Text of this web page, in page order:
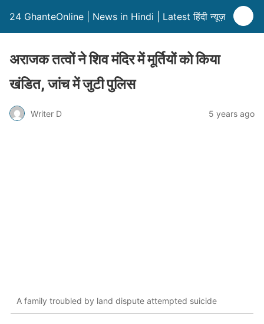
24 GhanteOnline | News in Hindi | Latest हिंदी न्यूज़
अराजक तत्वों ने शिव मंदिर में मूर्तियों को किया
खंडित, जांच में जुटी पुलिस
Writer D 5 years ago
A family troubled by land dispute attempted suicide